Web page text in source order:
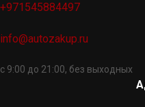
+971545884497
info@autozakup.ru
с 9:00 до 21:00, без выходных